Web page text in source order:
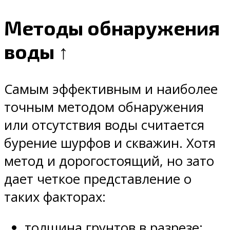
Методы обнаружения
воды ↑
Самым эффективным и наиболее
точным методом обнаружения
или отсутствия воды считается
бурение шурфов и скважин. Хотя
метод и дорогостоящий, но зато
дает четкое представление о
таких факторах: